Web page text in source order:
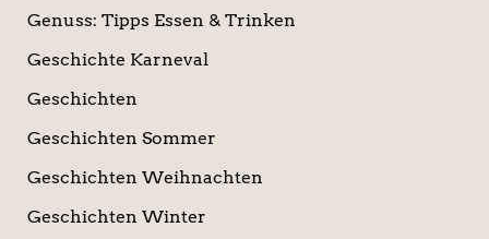
Genuss: Tipps Essen & Trinken
Geschichte Karneval
Geschichten
Geschichten Sommer
Geschichten Weihnachten
Geschichten Winter